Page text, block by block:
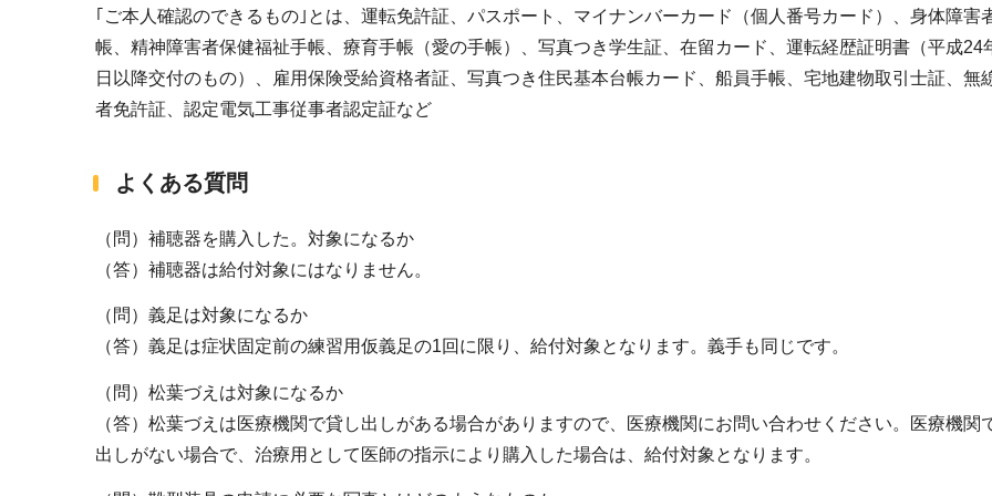
｢ご本人確認のできるもの｣とは、運転免許証、パスポート、マイナンバーカード（個人番号カード）、身体障害
帳、精神障害者保健福祉手帳、療育手帳（愛の手帳）、写真つき学生証、在留カード、運転経歴証明書（平成24
日以降交付のもの）、雇用保険受給資格者証、写真つき住民基本台帳カード、船員手帳、宅地建物取引士証、無
者免許証、認定電気工事従事者認定証など
よくある質問
（問）補聴器を購入した。対象になるか
（答）補聴器は給付対象にはなりません。
（問）義足は対象になるか
（答）義足は症状固定前の練習用仮義足の1回に限り、給付対象となります。義手も同じです。
（問）松葉づえは対象になるか
（答）松葉づえは医療機関で貸し出しがある場合がありますので、医療機関にお問い合わせください。医療機関
出しがない場合で、治療用として医師の指示により購入した場合は、給付対象となります。